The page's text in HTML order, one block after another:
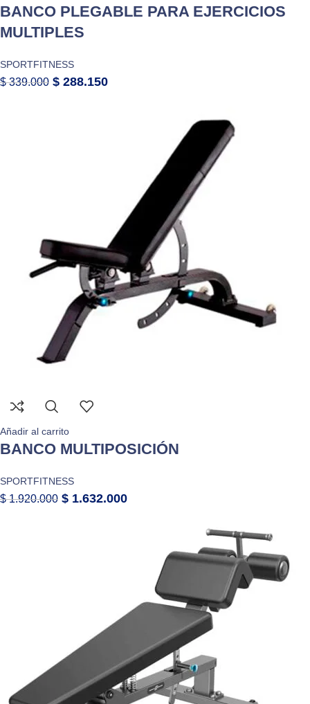
BANCO PLEGABLE PARA EJERCICIOS
MULTIPLES
SPORTFITNESS
$339.000 $ 288.150
Añadir al carrito
BANCO MULTIPOSICIÓN
SPORTFITNESS
$1.920.000 $ 1.632.000